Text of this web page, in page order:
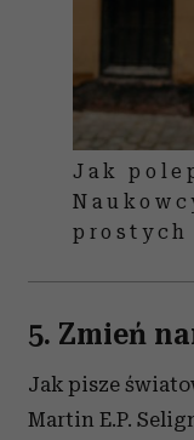
Jak
prostych
5. Zmień
Jak pisze
Martin E.P.